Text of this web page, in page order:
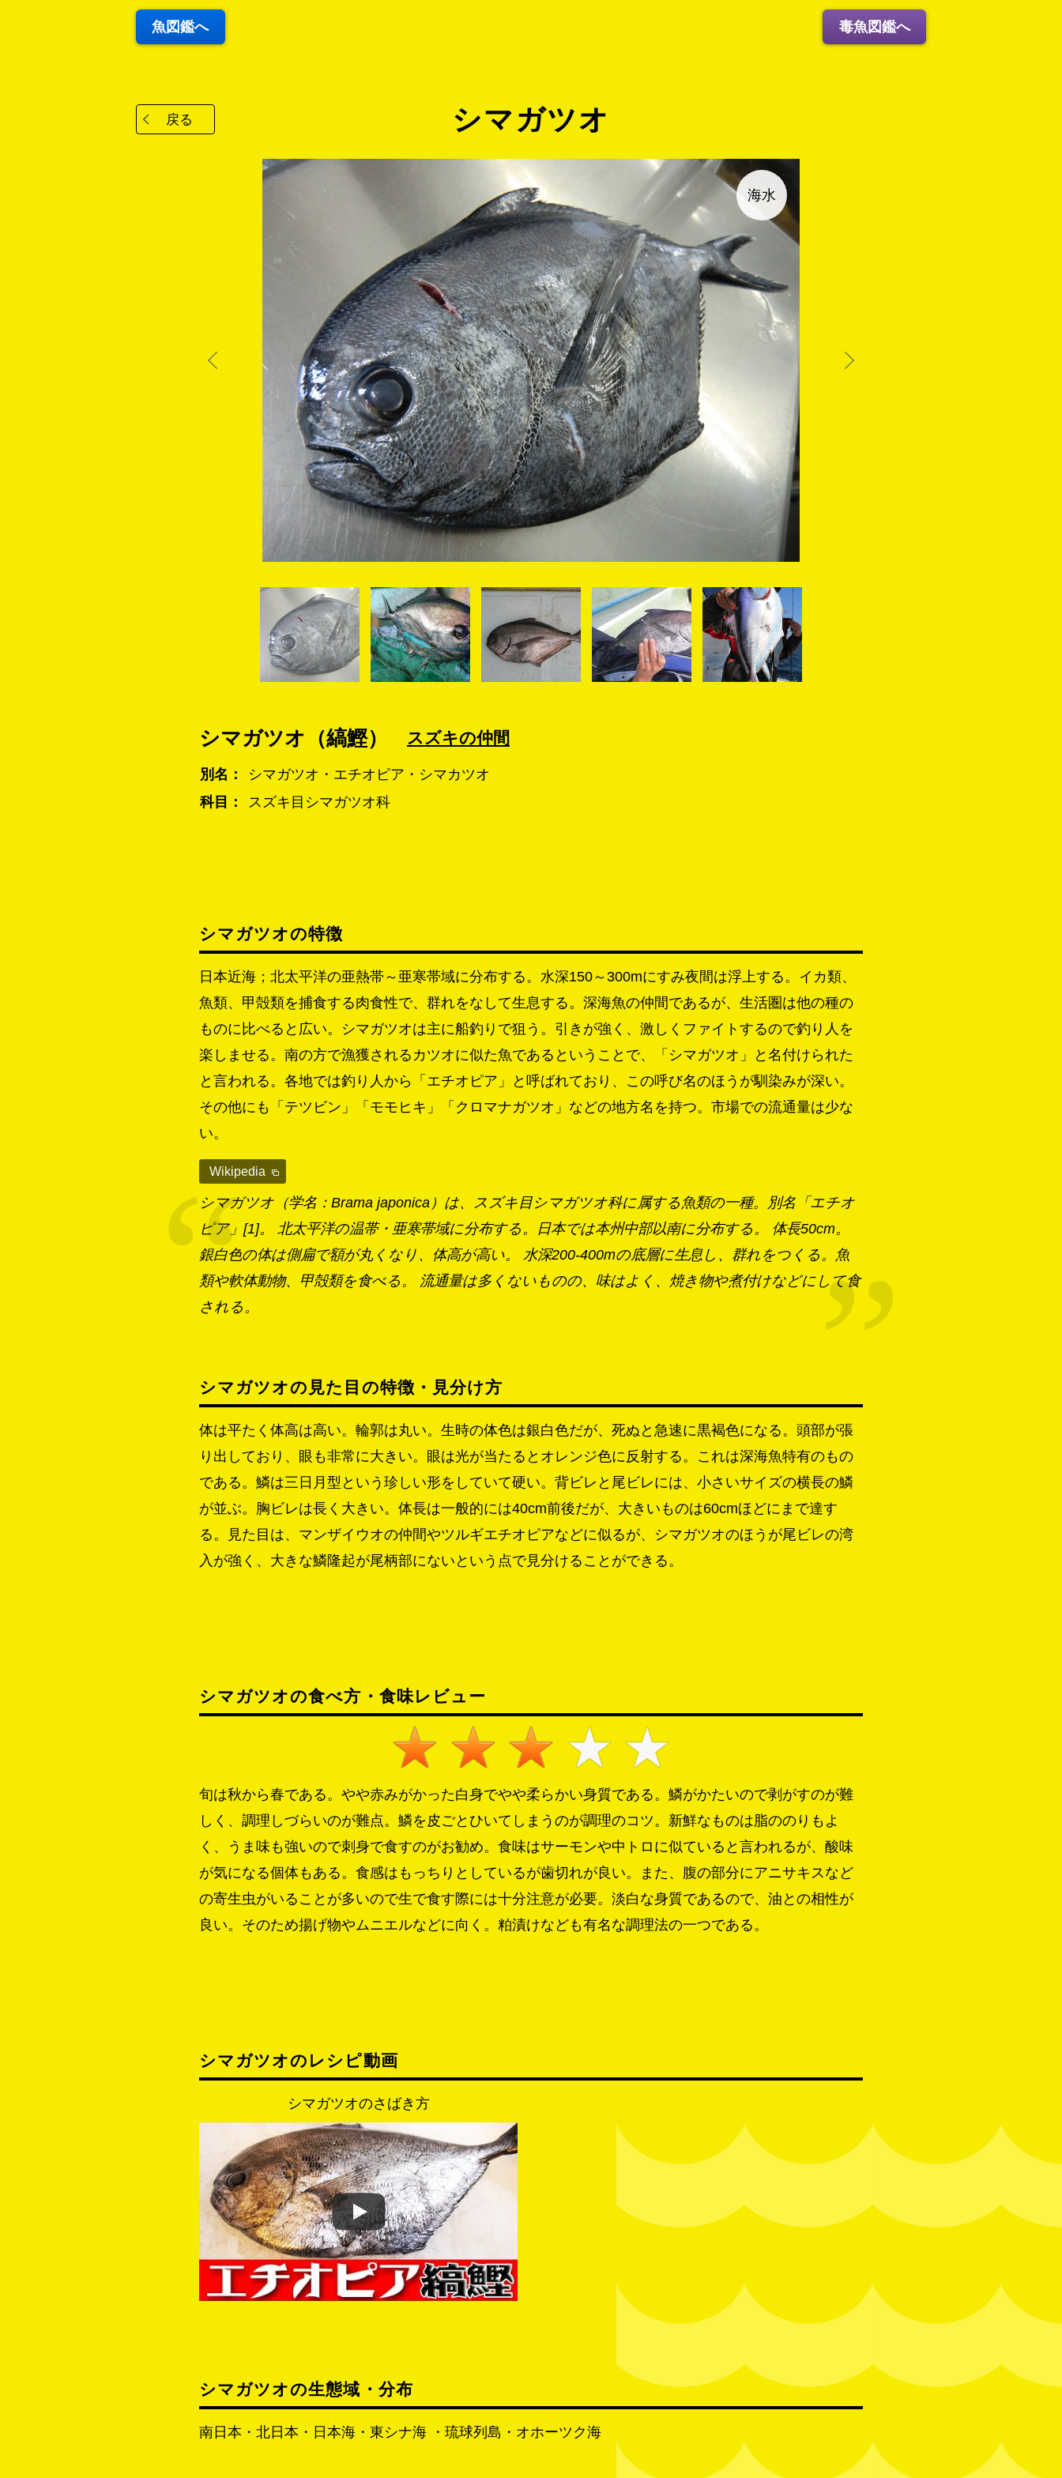
魚図鑑へ 毒魚図鑑へ
戻る シマガツオ
海水
シマガツオ（縞鰹） スズキの仲間
別名：
シマガツオ・エチオピア・シマカツオ
科目：
スズキ目シマガツオ科
シマガツオの特徴
日本近海；北太平洋の亜熱帯～亜寒帯域に分布する。水深150～300mにすみ夜間は浮上する。イカ類、
魚類、甲殻類を捕食する肉食性で、群れをなして生息する。深海魚の仲間であるが、生活圏は他の種の
ものに比べると広い。シマガツオは主に船釣りで狙う。引きが強く、激しくファイトするので釣り人を
楽しませる。南の方で漁獲されるカツオに似た魚であるということで、「シマガツオ」と名付けられた
と言われる。各地では釣り人から「エチオピア」と呼ばれており、この呼び名のほうが馴染みが深い。
その他にも「テツビン」「モモヒキ」「クロマナガツオ」などの地方名を持つ。市場での流通量は少な
い。
Wikipedia
シマガツオ（学名：Brama japonica）は、スズキ目シマガツオ科に属する魚類の一種。別名「エチオ
ピア」[1]。 北太平洋の温帯・亜寒帯域に分布する。日本では本州中部以南に分布する。 体長50cm。
銀白色の体は側扁で額が丸くなり、体高が高い。 水深200-400mの底層に生息し、群れをつくる。魚
類や軟体動物、甲殻類を食べる。 流通量は多くないものの、味はよく、焼き物や煮付けなどにして食
される。
シマガツオの見た目の特徴・見分け方
体は平たく体高は高い。輪郭は丸い。生時の体色は銀白色だが、死ぬと急速に黒褐色になる。頭部が張
り出しており、眼も非常に大きい。眼は光が当たるとオレンジ色に反射する。これは深海魚特有のもの
である。鱗は三日月型という珍しい形をしていて硬い。背ビレと尾ビレには、小さいサイズの横長の鱗
が並ぶ。胸ビレは長く大きい。体長は一般的には40cm前後だが、大きいものは60cmほどにまで達す
る。見た目は、マンザイウオの仲間やツルギエチオピアなどに似るが、シマガツオのほうが尾ビレの湾
入が強く、大きな鱗隆起が尾柄部にないという点で見分けることができる。
シマガツオの食べ方・食味レビュー
旬は秋から春である。やや赤みがかった白身でやや柔らかい身質である。鱗がかたいので剥がすのが難
しく、調理しづらいのが難点。鱗を皮ごとひいてしまうのが調理のコツ。新鮮なものは脂ののりもよ
く、うま味も強いので刺身で食すのがお勧め。食味はサーモンや中トロに似ていると言われるが、酸味
が気になる個体もある。食感はもっちりとしているが歯切れが良い。また、腹の部分にアニサキスなど
の寄生虫がいることが多いので生で食す際には十分注意が必要。淡白な身質であるので、油との相性が
良い。そのため揚げ物やムニエルなどに向く。粕漬けなども有名な調理法の一つである。
シマガツオのレシピ動画
シマガツオのさばき方
シマガツオの生態域・分布
南日本・北日本・日本海・東シナ海 ・琉球列島・オホーツク海